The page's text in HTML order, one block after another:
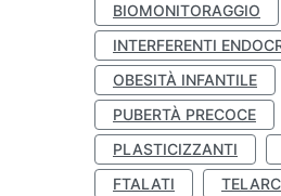
BIOMONITORAGGIO
INTERFERENTI
OBESITÀ INFANTILE
PUBERTÀ PRECOCE
PLASTICIZZANTI
FTALATI